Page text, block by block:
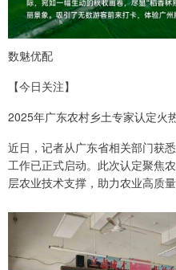
数魅优配
【今日关注】
2025年广东农村乡土专家认定火
近日，记者从广东省相关部门获
工作已正式启动。此次认定聚焦
层农业技术支撑，助力农业高质